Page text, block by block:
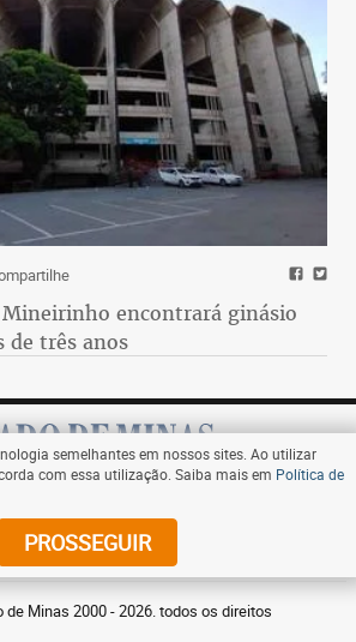
encontrará ginásio
de três anos
Assine
Minas 2000 - 2026. todos os direitos
semelhantes em nossos sites. Ao utilizar
com essa utilização. Saiba mais em Política de
PROSSEGUIR